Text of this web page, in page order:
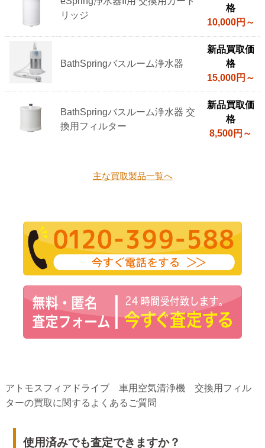
リッジ
格
10,000円～
BathSpringバスルーム浄水器
新品買取価
格
15,000円～
BathSpringバスルーム浄水器 交
換用フィルター
新品買取価
格
8,500円～
主な買取製品一覧へ
アトモスフィアドライブ 車用空気清浄機 交換用フィル
ターの買取に関するよくあるご質問
使用済みでも査定できますか？